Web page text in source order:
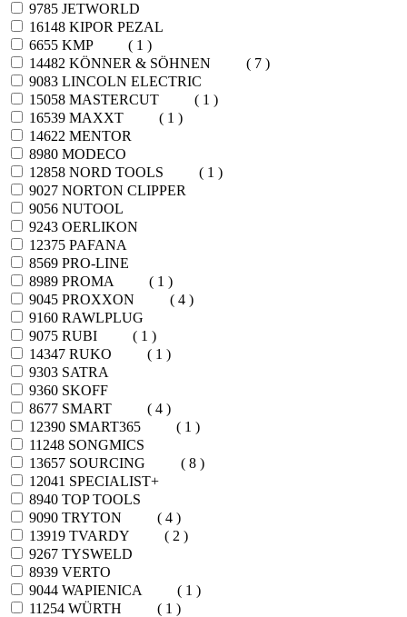
9785 JETWORLD
16148 KIPOR PEZAL
6655 KMP
( 1 )
14482 KÖNNER & SÖHNEN
( 7 )
9083 LINCOLN ELECTRIC
15058 MASTERCUT
( 1 )
16539 MAXXT
( 1 )
14622 MENTOR
8980 MODECO
12858 NORD TOOLS
( 1 )
9027 NORTON CLIPPER
9056 NUTOOL
9243 OERLIKON
12375 PAFANA
8569 PRO-LINE
8989 PROMA
( 1 )
9045 PROXXON
( 4 )
9160 RAWLPLUG
9075 RUBI
( 1 )
14347 RUKO
( 1 )
9303 SATRA
9360 SKOFF
8677 SMART
( 4 )
12390 SMART365
( 1 )
11248 SONGMICS
13657 SOURCING
( 8 )
12041 SPECIALIST+
8940 TOP TOOLS
9090 TRYTON
( 4 )
13919 TVARDY
( 2 )
9267 TYSWELD
8939 VERTO
9044 WAPIENICA
( 1 )
11254 WÜRTH
( 1 )